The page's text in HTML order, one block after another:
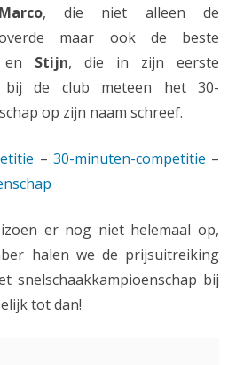
Marco, die niet alleen de
maar ook de beste
en Stijn, die in zijn eerste
bij de club meteen het 30-
op zijn naam schreef.
– 30-minuten-competitie –
er nog niet helemaal op,
halen we de prijsuitreiking
snelschaakkampioenschap bij
tot dan!